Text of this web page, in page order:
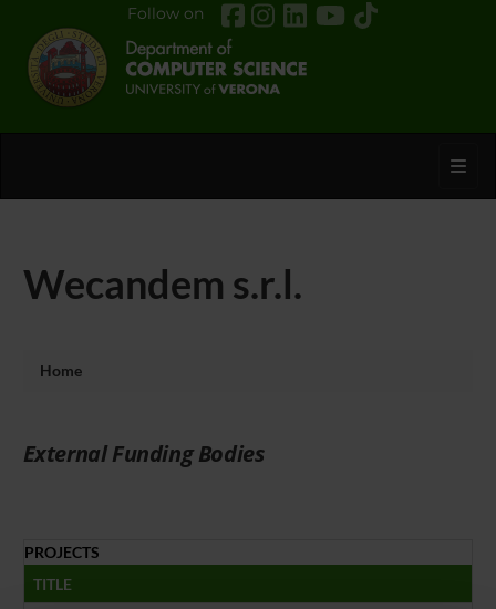
Follow on
Wecandem s.r.l.
Home
External Funding Bodies
PROJECTS
TITLE